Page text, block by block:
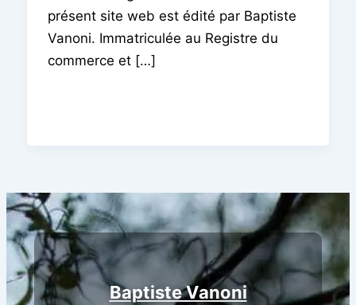
présent site web est édité par Baptiste
Vanoni. Immatriculée au Registre du
commerce et […]
Baptiste Vanoni